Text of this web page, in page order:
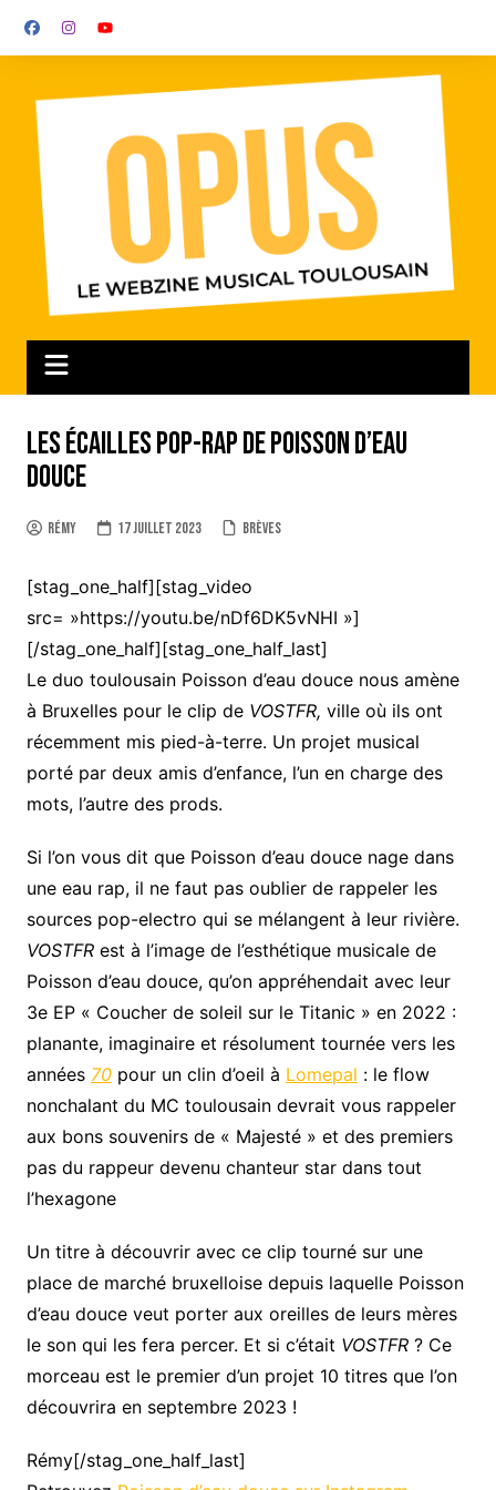
Les écailles pop-rap de Poisson d’eau
douce
Rémy 17 juillet 2023 Brèves
[stag_one_half][stag_video
src= »https://youtu.be/nDf6DK5vNHI »]
[/stag_one_half][stag_one_half_last]
Le duo toulousain Poisson d’eau douce nous amène
à Bruxelles pour le clip de VOSTFR, ville où ils ont
récemment mis pied-à-terre. Un projet musical
porté par deux amis d’enfance, l’un en charge des
mots, l’autre des prods.
Si l’on vous dit que Poisson d’eau douce nage dans
une eau rap, il ne faut pas oublier de rappeler les
sources pop-electro qui se mélangent à leur rivière.
VOSTFRest à l’image de l’esthétique musicale de
Poisson d’eau douce, qu’on appréhendait avec leur
3e EP « Coucher de soleil sur le Titanic » en 2022 :
planante, imaginaire et résolument tournée vers les
années 70 pour un clin d’oeil à Lomepal : le flow
nonchalant du MC toulousain devrait vous rappeler
aux bons souvenirs de « Majesté » et des premiers
pas du rappeur devenu chanteur star dans tout
l’hexagone
Un titre à découvrir avec ce clip tourné sur une
place de marché bruxelloise depuis laquelle Poisson
d’eau douce veut porter aux oreilles de leurs mères
le son qui les fera percer. Et si c’était VOSTFR? Ce
morceau est le premier d’un projet 10 titres que l’on
découvrira en septembre 2023 !
Rémy[/stag_one_half_last]